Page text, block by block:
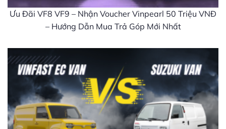
Ưu Đãi VF8 VF9 – Nhận Voucher Vinpearl 50 Triệu VNĐ
– Hướng Dẫn Mua Trả Góp Mới Nhất